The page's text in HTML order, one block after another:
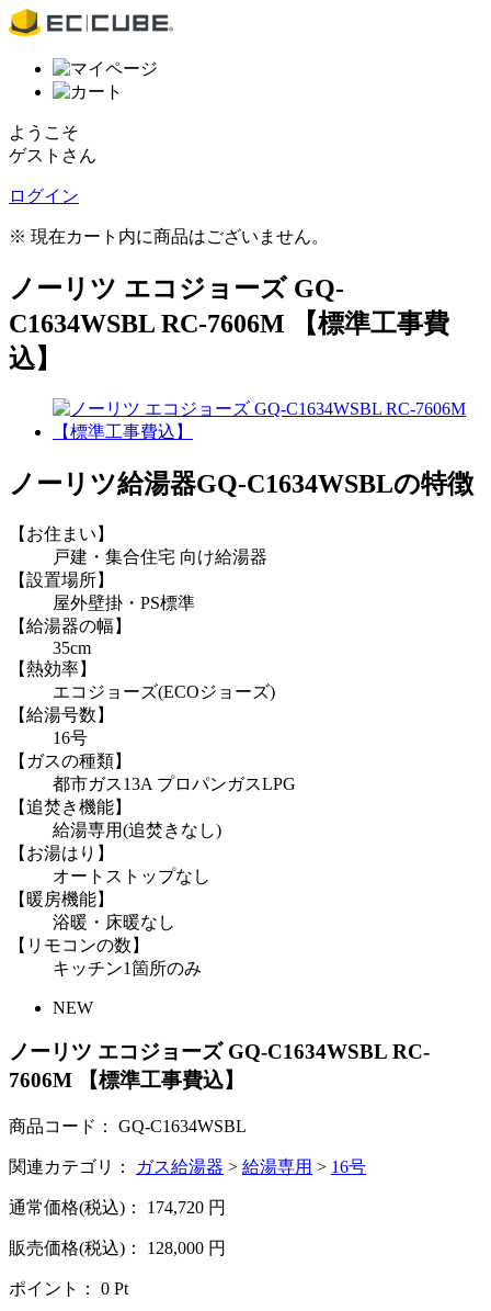
ようこそ
ゲストさん
ログイン
※ 現在カート内に商品はございません。
ノーリツ エコジョーズ GQ-
C1634WSBL RC-7606M 【標準工事費
込】
ノーリツ給湯器GQ-C1634WSBLの特徴
【お住まい】
戸建・集合住宅 向け給湯器
【設置場所】
屋外壁掛・PS標準
【給湯器の幅】
35cm
【熱効率】
エコジョーズ(ECOジョーズ)
【給湯号数】
16号
【ガスの種類】
都市ガス13A プロパンガスLPG
【追焚き機能】
給湯専用(追焚きなし)
【お湯はり】
オートストップなし
【暖房機能】
浴暖・床暖なし
【リモコンの数】
キッチン1箇所のみ
NEW
ノーリツ エコジョーズ GQ-C1634WSBL RC-
7606M 【標準工事費込】
商品コード： GQ-C1634WSBL
関連カテゴリ： ガス給湯器 > 給湯専用 > 16号
通常価格(税込)： 174,720 円
販売価格(税込)： 128,000 円
ポイント： 0 Pt